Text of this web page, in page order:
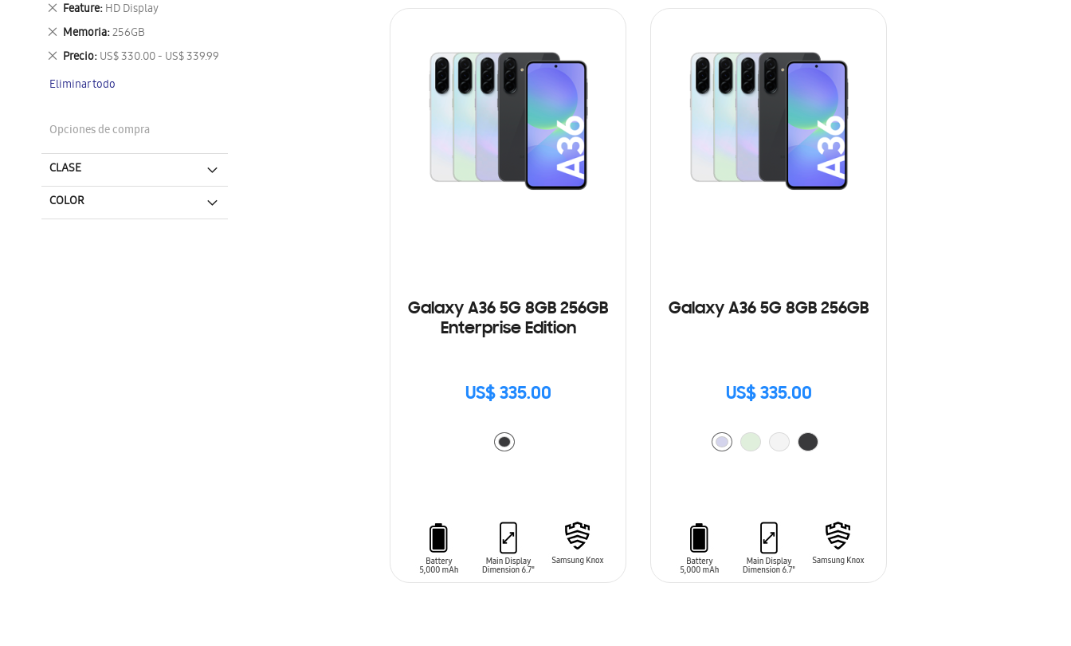
Galaxy A36 5G 8GB 256GB
Enterprise Edition
US$ 335.00
Galaxy A36 5G 8GB 256GB
US$ 335.00
artículo
Feature HD Display
Eliminar
este
artículo
Memoria 256GB
Eliminar
este
artículo
Precio US$ 330.00 - US$ 339.99
Eliminar
artículo
Eliminar todo
Opciones de compra
CLASE
COLOR